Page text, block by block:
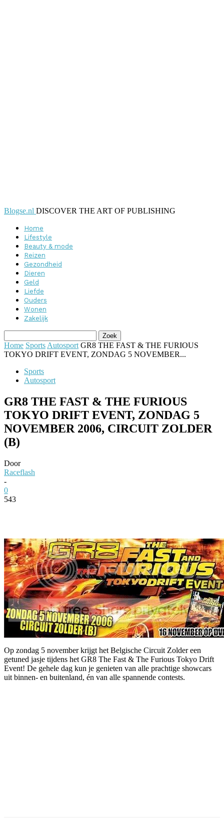
Blogse.nl DISCOVER THE ART OF PUBLISHING
Home
Lifestyle
Beauty & mode
Reizen
Gezondheid
Dieren
Geld
Liefde
Ouders
Wonen
Zakelijk
Home Sports Autosport GR8 THE FAST & THE FURIOUS
TOKYO DRIFT EVENT, ZONDAG 5 NOVEMBER...
Sports
Autosport
GR8 THE FAST & THE FURIOUS
TOKYO DRIFT EVENT, ZONDAG 5
NOVEMBER 2006, CIRCUIT ZOLDER
(B)
Door
Raceflash
-
0
543
Op zondag 5 november krijgt het Belgische Circuit Zolder een
getuned jasje tijdens het GR8 The Fast & The Furious Tokyo Drift
Event! De gehele dag kun je genieten van alle prachtige showcars
uit binnen- en buitenland, én van alle spannende contests.